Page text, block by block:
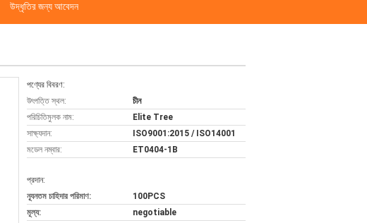
উদ্ধৃতির জন্য আবেদন
পণ্যের বিবরণ:
উৎপত্তি স্থল:
চীন
পরিচিতিমুলক নাম:
Elite Tree
সাক্ষ্যদান:
ISO9001:2015 / ISO14001
মডেল নম্বার:
ET0404-1B
প্রদান:
ন্যূনতম চাহিদার পরিমাণ:
100PCS
মূল্য:
negotiable